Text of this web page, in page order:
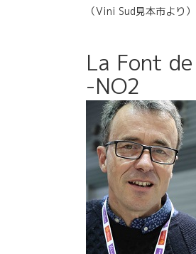
（Vini Sud見本市より）
La Font
-NO2